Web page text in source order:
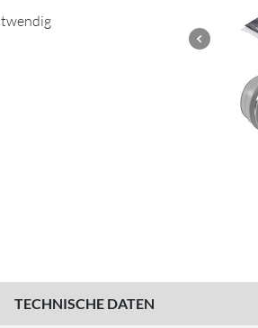
TECHNISCHE DATEN